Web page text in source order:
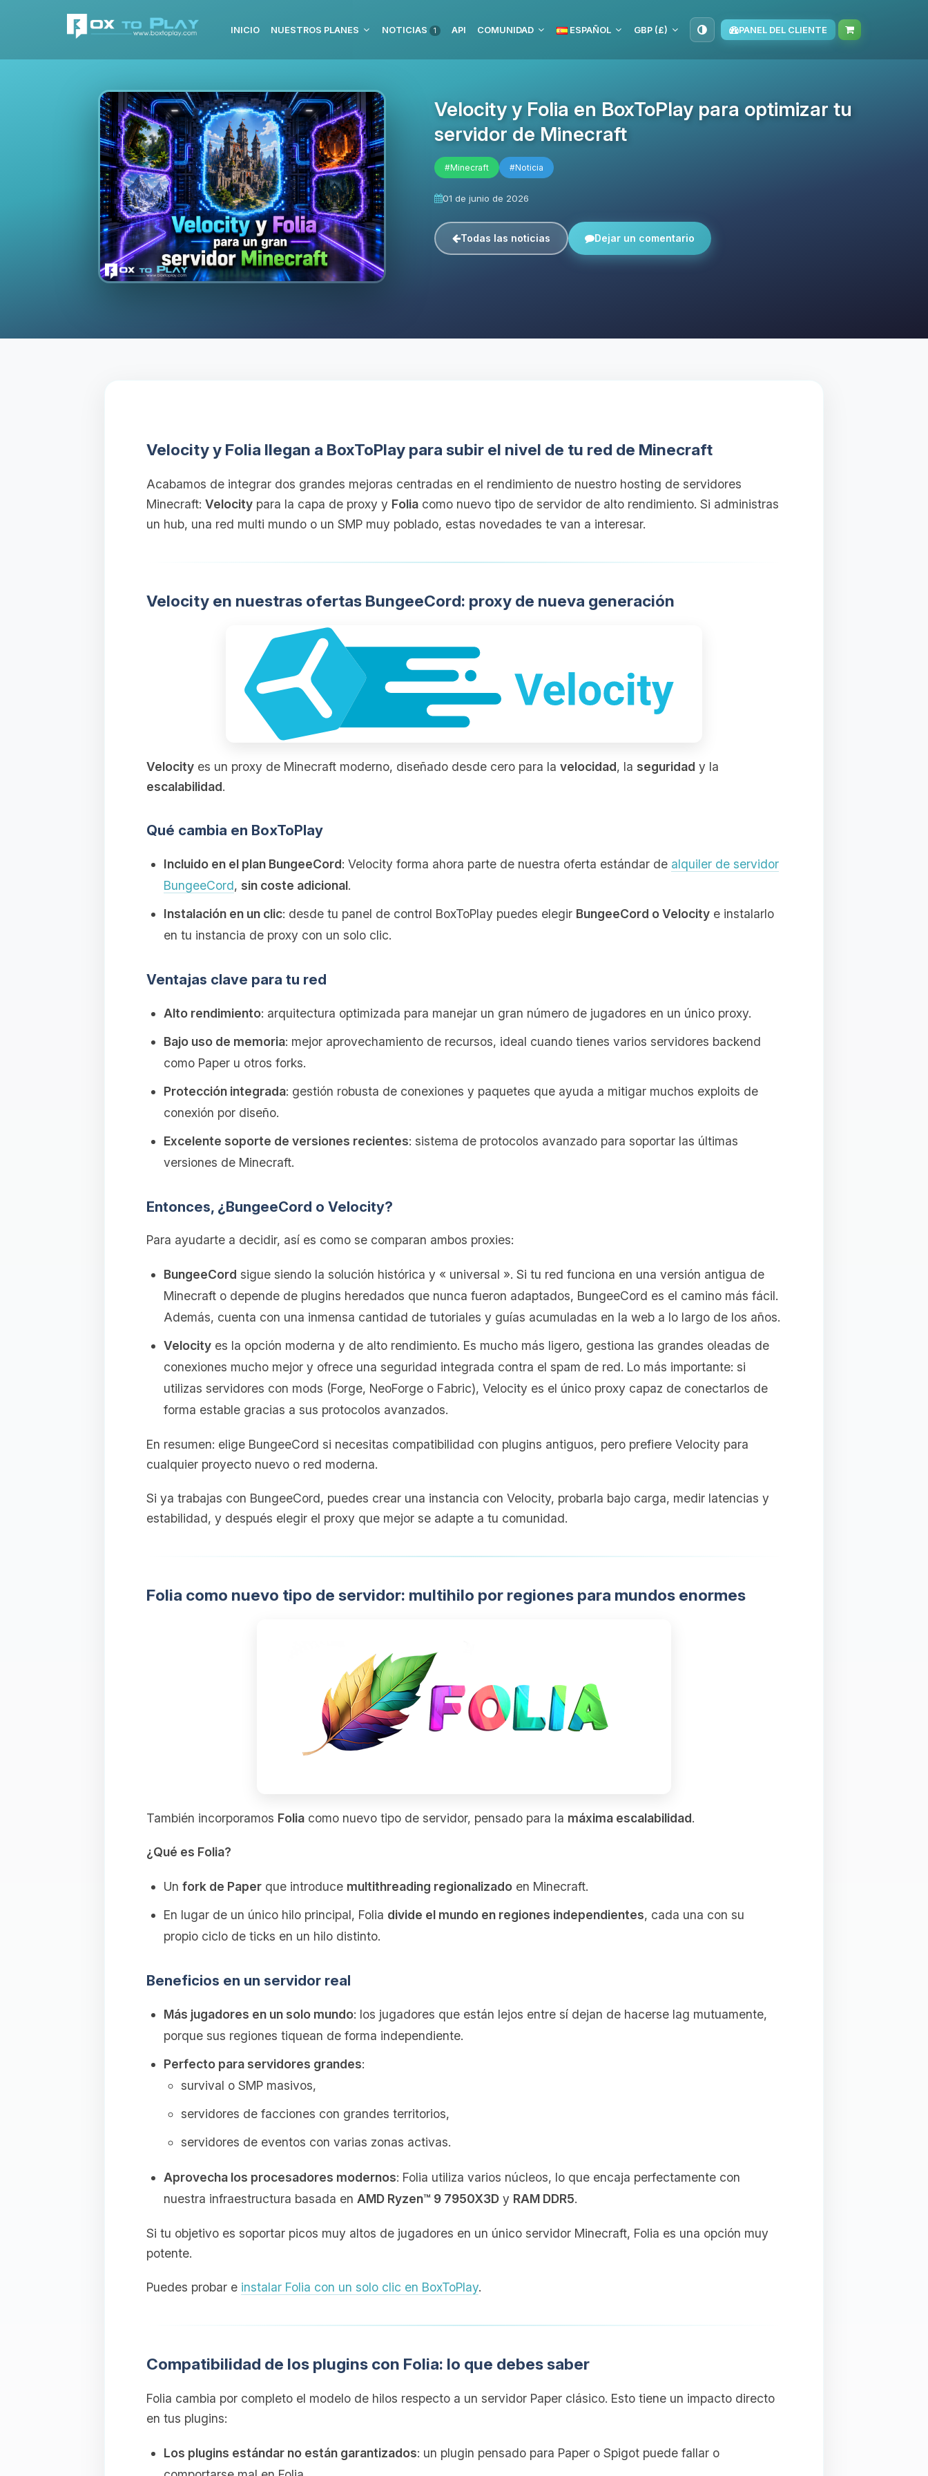
INICIO NUESTROS PLANES NOTICIAS 1 API COMUNIDAD ESPAÑOL GBP (£) PANEL DEL CLIENTE
Velocity y Folia en BoxToPlay para optimizar tu
servidor de Minecraft
#Minecraft #Noticia
01 de junio de 2026
Todas las noticias Dejar un comentario
Velocity y Folia llegan a BoxToPlay para subir el nivel de tu red de Minecraft
Acabamos de integrar dos grandes mejoras centradas en el rendimiento de nuestro hosting de servidores
Minecraft: Velocitypara la capa de proxy y Foliacomo nuevo tipo de servidor de alto rendimiento. Si administras
un hub, una red multi mundo o un SMP muy poblado, estas novedades te van a interesar.
Velocity en nuestras ofertas BungeeCord: proxy de nueva generación
Velocityes un proxy de Minecraft moderno, diseñado desde cero para la velocidad, la seguridad y la
escalabilidad.
Qué cambia en BoxToPlay
Incluido en el plan BungeeCord: Velocity forma ahora parte de nuestra oferta estándar de alquiler de servidor
BungeeCord, sin coste adicional.
Instalación en un clic: desde tu panel de control BoxToPlay puedes elegir BungeeCord o Velocitye instalarlo
en tu instancia de proxy con un solo clic.
Ventajas clave para tu red
Alto rendimiento: arquitectura optimizada para manejar un gran número de jugadores en un único proxy.
Bajo uso de memoria: mejor aprovechamiento de recursos, ideal cuando tienes varios servidores backend
como Paper u otros forks.
Protección integrada: gestión robusta de conexiones y paquetes que ayuda a mitigar muchos exploits de
conexión por diseño.
Excelente soporte de versiones recientes: sistema de protocolos avanzado para soportar las últimas
versiones de Minecraft.
Entonces, ¿BungeeCord o Velocity?
Para ayudarte a decidir, así es como se comparan ambos proxies:
BungeeCord sigue siendo la solución histórica y « universal ». Si tu red funciona en una versión antigua de
Minecraft o depende de plugins heredados que nunca fueron adaptados, BungeeCord es el camino más fácil.
Además, cuenta con una inmensa cantidad de tutoriales y guías acumuladas en la web a lo largo de los años.
Velocityes la opción moderna y de alto rendimiento. Es mucho más ligero, gestiona las grandes oleadas de
conexiones mucho mejor y ofrece una seguridad integrada contra el spam de red. Lo más importante: si
utilizas servidores con mods (Forge, NeoForge o Fabric), Velocity es el único proxy capaz de conectarlos de
forma estable gracias a sus protocolos avanzados.
En resumen: elige BungeeCord si necesitas compatibilidad con plugins antiguos, pero prefiere Velocity para
cualquier proyecto nuevo o red moderna.
Si ya trabajas con BungeeCord, puedes crear una instancia con Velocity, probarla bajo carga, medir latencias y
estabilidad, y después elegir el proxy que mejor se adapte a tu comunidad.
Folia como nuevo tipo de servidor: multihilo por regiones para mundos enormes
También incorporamos Foliacomo nuevo tipo de servidor, pensado para la máxima escalabilidad.
¿Qué es Folia?
Un fork de Paperque introduce multithreading regionalizadoen Minecraft.
En lugar de un único hilo principal, Folia divide el mundo en regiones independientes, cada una con su
propio ciclo de ticks en un hilo distinto.
Beneficios en un servidor real
Más jugadores en un solo mundo: los jugadores que están lejos entre sí dejan de hacerse lag mutuamente,
porque sus regiones tiquean de forma independiente.
Perfecto para servidores grandes:
survival o SMP masivos,
servidores de facciones con grandes territorios,
servidores de eventos con varias zonas activas.
Aprovecha los procesadores modernos: Folia utiliza varios núcleos, lo que encaja perfectamente con
nuestra infraestructura basada en AMD Ryzen™ 9 7950X3Dy RAM DDR5.
Si tu objetivo es soportar picos muy altos de jugadores en un único servidor Minecraft, Folia es una opción muy
potente.
Puedes probar e instalar Folia con un solo clic en BoxToPlay.
Compatibilidad de los plugins con Folia: lo que debes saber
Folia cambia por completo el modelo de hilos respecto a un servidor Paper clásico. Esto tiene un impacto directo
en tus plugins:
Los plugins estándar no están garantizados: un plugin pensado para Paper o Spigot puede fallar o